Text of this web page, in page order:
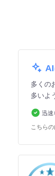
多くの
多いよ
迅速
こちら